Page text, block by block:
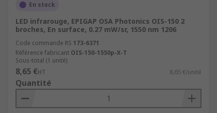
En stock
LED infrarouge, EPIGAP OSA Photonics OIS-150 2
broches, En surface, 0.27 mW/sr, 1550 nm 1206
Code commande RS 173-6371
Référence fabricant OIS-150-1550p-X-T
Sous-total (1 unité)
8,65 €HT 8,65 €/unité
Quantité